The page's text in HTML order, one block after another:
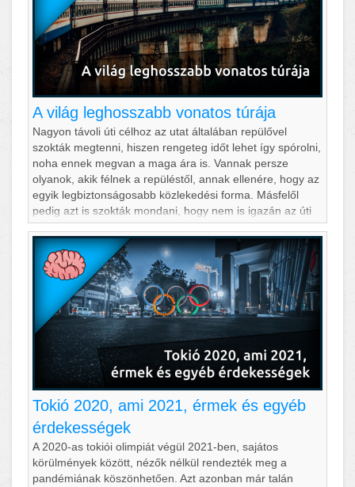
A világ leghosszabb vonatos túrája
Nagyon távoli úti célhoz az utat általában repülővel
szokták megtenni, hiszen rengeteg időt lehet így spórolni,
noha ennek megvan a maga ára is. Vannak persze
olyanok, akik félnek a repüléstől, annak ellenére, hogy az
egyik legbiztonságosabb közlekedési forma. Másfelől
pedig azt is szokták mondani, hogy nem is igazán az úti
cél a lényeg, hanem az utazás maga. Nos, ilyen
megfontolások alapján tökéletes utazás lehet egy
hossssszú von
Tokió 2020, ami 2021, érmek és egyéb
érdekességek
A 2020-as tokiói olimpiát végül 2021-ben, sajátos
körülmények között, nézők nélkül rendezték meg a
pandémiának köszönhetően. Azt azonban már talán